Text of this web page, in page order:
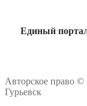
Единый
Авторское право
Гурьевск